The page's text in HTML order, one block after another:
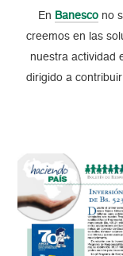
En Banescono
creemos en las
nuestra actividad
dirigido a